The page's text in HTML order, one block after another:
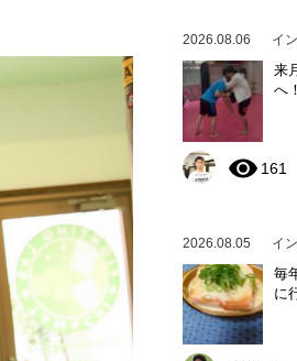
2026.08.06 イ
来
へ！
161
2026.08.05 イ
毎
に